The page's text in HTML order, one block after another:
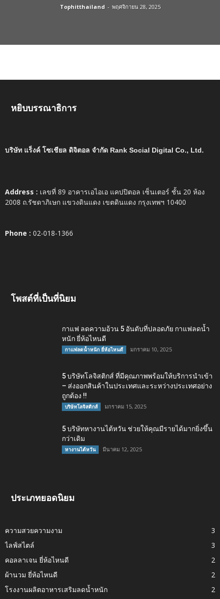
Tophitthailand - พฤศจิกายน 28, 2025
หยิบบรรณาธิการ
บริษัท แร็งค์ โซเชียล ดิจิตอล จำกัด Rank Social Digital Co., Ltd.
Address : เลขที่ 89 อาคารเอไอเอ แคปปิตอล เซ็นเตอร์ ชั้น 20 ห้อง
2008 ถ.รัชดาภิเษก แขวงดินแดง เขตดินแดง กรุงเทพฯ 10400
Phone : 02-018-1366
โพสต์ที่เป็นที่นิยม
กาแฟ ลดความอ้วน 5 อันดับที่ปลอดภัย กาแฟลดน้ำ
หนัก ยี่ห้อไหนดี
กาแฟลดน้ำหนัก ยี่ห้อไหนดี มกราคม 10, 2025
5 บริษัทโลจิสติกส์ ที่มีคุณภาพพร้อมให้บริการนำเข้า
– ส่งออกสินค้าในประเทศและระหว่างประเทศอย่าง
ถูกต้อง !!
บริษัทโลจิสติกส์ มกราคม 15, 2025
5 บริษัทหางานไต้หวัน ช่วยให้คุณมีรายได้มากยิ่งขึ้น
กว่าเดิม
หางานไต้หวัน มีนาคม 12, 2025
ประเภทยอดนิยม
ความสวยความงาม
3
ไลฟ์สไตล์
3
คอลลาเจน ยี่ห้อไหนดี
2
ผ้านวม ยี่ห้อไหนดี
2
โรงงานผลิตอาหารเสริมลดน้ำหนัก
2